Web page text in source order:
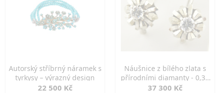
Autorský stříbrný náramek s
tyrkysy – výrazný design
22 500 Kč
Náušnice z bílého zlata s
přírodními diamanty - 0,30
ct
37 300 Kč